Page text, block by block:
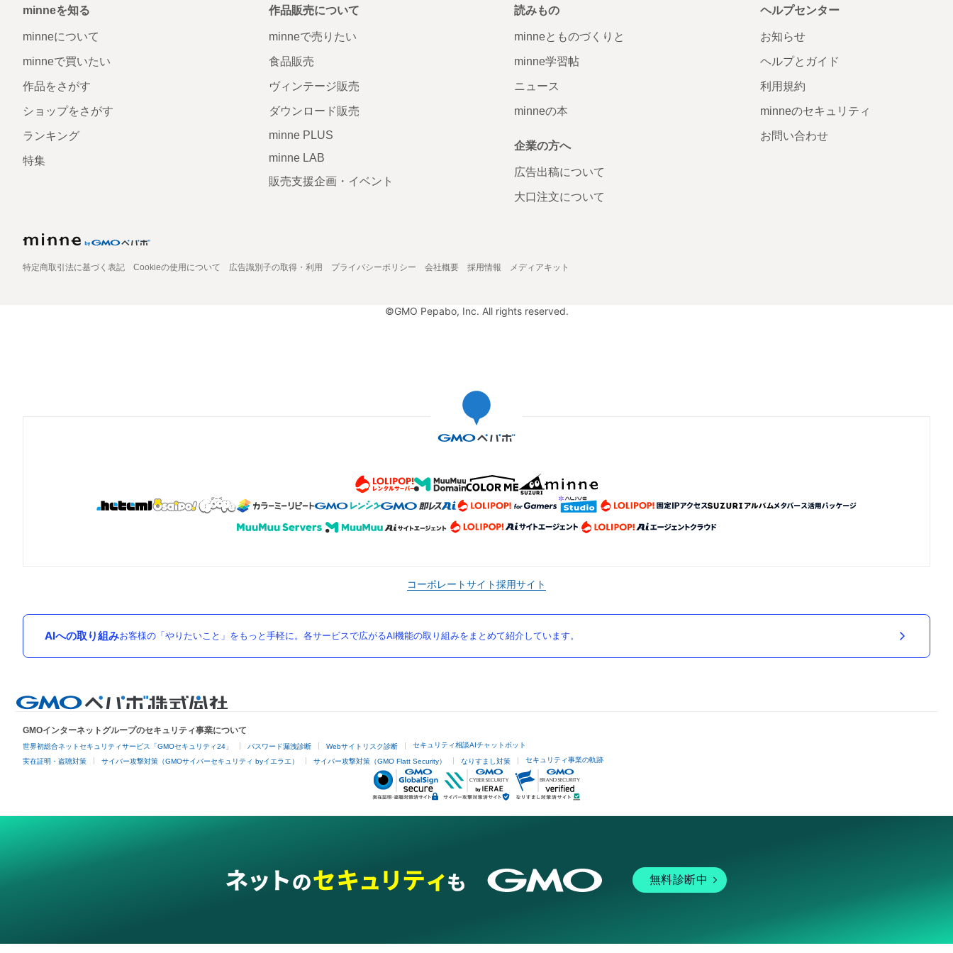
minneを知る
minneについて
minneで買いたい
作品をさがす
ショップをさがす
ランキング
特集
作品販売について
minneで売りたい
食品販売
ヴィンテージ販売
ダウンロード販売
minne PLUS
minne LAB
販売支援企画・イベント
読みもの
minneとものづくりと
minne学習帖
ニュース
minneの本
企業の方へ
広告出稿について
大口注文について
ヘルプセンター
お知らせ
ヘルプとガイド
利用規約
minneのセキュリティ
お問い合わせ
特定商取引法に基づく表記 Cookieの使用について 広告識別子の取得・利用 プライバシーポリシー 会社概要 採用情報 メディアキット
©GMO Pepabo, Inc. All rights reserved.
コーポレートサイト採用サイト
AIへの取り組みお客様の「やりたいこと」をもっと手軽に。各サービスで広がるAI機能の取り組みをまとめて紹介しています。
GMOインターネットグループのセキュリティ事業について
世界初総合ネットセキュリティサービス「GMOセキュリティ24」 パスワード漏洩診断 Webサイトリスク診断 セキュリティ相談AIチャットボット
実在証明・盗聴対策 サイバー攻撃対策（GMOサイバーセキュリティ byイエラエ） サイバー攻撃対策（GMO Flatt Security） なりすまし対策 セキュリティ事業の軌跡
無料診断中